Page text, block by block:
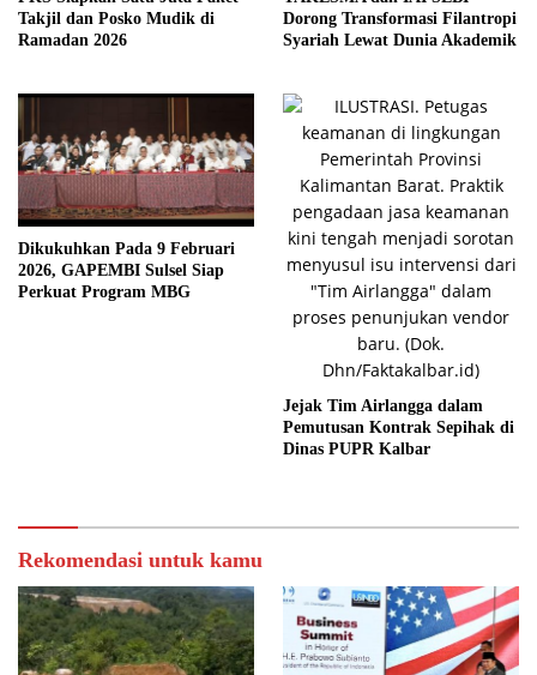
Takjil dan Posko Mudik di
Ramadan 2026
Dorong Transformasi Filantropi
Syariah Lewat Dunia Akademik
Dikukuhkan Pada 9 Februari
2026, GAPEMBI Sulsel Siap
Perkuat Program MBG
Jejak Tim Airlangga dalam
Pemutusan Kontrak Sepihak di
Dinas PUPR Kalbar
Rekomendasi untuk kamu